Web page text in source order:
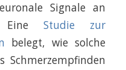
Signale an
EineStudie zur
belegt, wie solche
Schmerzempfinden